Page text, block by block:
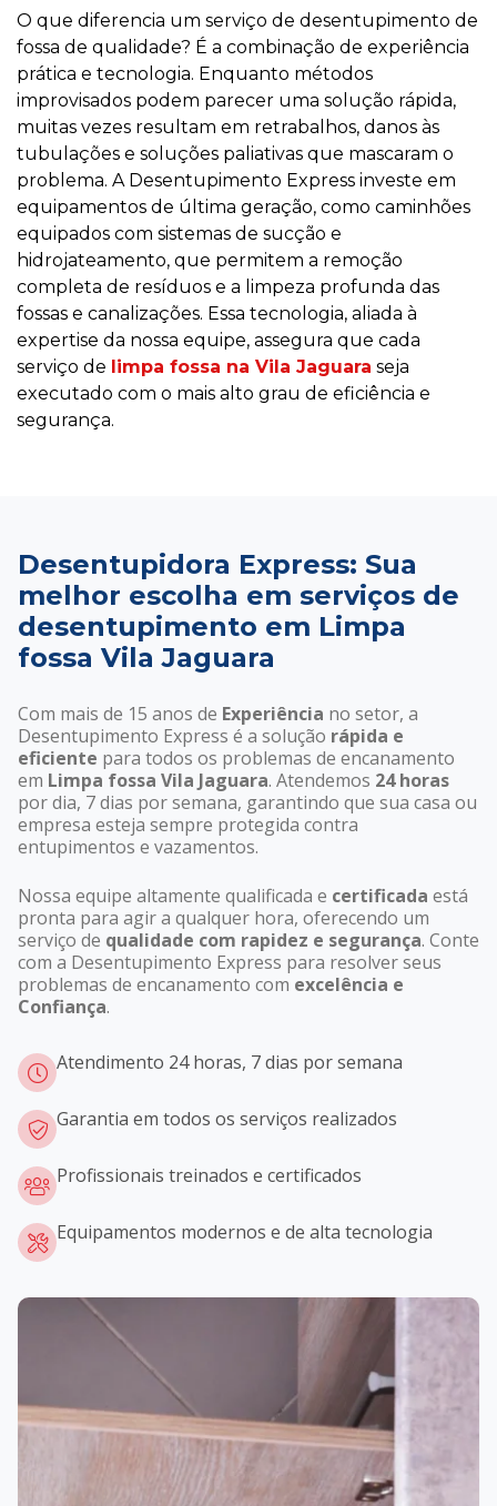
O que diferencia um serviço de desentupimento de
fossa de qualidade? É a combinação de experiência
prática e tecnologia. Enquanto métodos
improvisados podem parecer uma solução rápida,
muitas vezes resultam em retrabalhos, danos às
tubulações e soluções paliativas que mascaram o
problema. A Desentupimento Express investe em
equipamentos de última geração, como caminhões
equipados com sistemas de sucção e
hidrojateamento, que permitem a remoção
completa de resíduos e a limpeza profunda das
fossas e canalizações. Essa tecnologia, aliada à
expertise da nossa equipe, assegura que cada
serviço de limpa fossa na Vila Jaguara seja
executado com o mais alto grau de eficiência e
segurança.
Desentupidora Express: Sua
melhor escolha em serviços de
desentupimento em Limpa
fossa Vila Jaguara
Com mais de 15 anos de Experiência no setor, a
Desentupimento Express é a solução rápida e
eficiente para todos os problemas de encanamento
em Limpa fossa Vila Jaguara. Atendemos 24 horas
por dia, 7 dias por semana, garantindo que sua casa ou
empresa esteja sempre protegida contra
entupimentos e vazamentos.
Nossa equipe altamente qualificada e certificada está
pronta para agir a qualquer hora, oferecendo um
serviço de qualidade com rapidez e segurança. Conte
com a Desentupimento Express para resolver seus
problemas de encanamento com excelência e
Confiança.
Atendimento 24 horas, 7 dias por semana
Garantia em todos os serviços realizados
Profissionais treinados e certificados
Equipamentos modernos e de alta tecnologia